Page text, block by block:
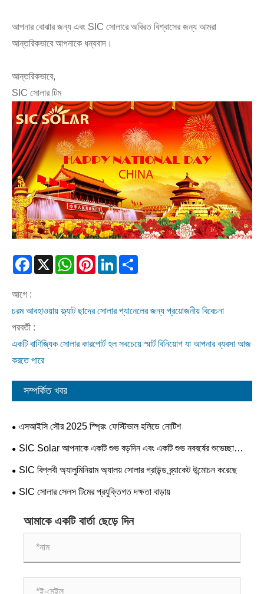
আপনার বোঝার জন্য এবং SIC সোলারে অবিরত বিশ্বাসের জন্য আমরা
আন্তরিকভাবে আপনাকে ধন্যবাদ।
আন্তরিকভাবে,
SIC সোলার টিম
Facebook
X WhatsAppPinterestLinkedIn
আগে :
চরম আবহাওয়ায় ফ্ল্যাট ছাদের সোলার প্যানেলের জন্য প্রয়োজনীয় বিবেচনা
পরবর্তী :
একটি বাণিজ্যিক সোলার কারপোর্ট হল সবচেয়ে স্মার্ট বিনিয়োগ যা আপনার ব্যবসা আজ
করতে পারে
সম্পর্কিত খবর
এসআইসি সৌর 2025 স্প্রিং ফেস্টিভাল হলিডে নোটিশ
SIC Solar আপনাকে একটি শুভ বড়দিন এবং একটি শুভ নববর্ষের শুভেচ্ছা
জানায়
SIC বিপ্লবী অ্যালুমিনিয়াম অ্যালয় সোলার গ্রাউন্ড ব্র্যাকেট উন্মোচন করেছে
SIC সোলার সেলস টিমের প্রযুক্তিগত দক্ষতা বাড়ায়
আমাকে একটি বার্তা ছেড়ে দিন